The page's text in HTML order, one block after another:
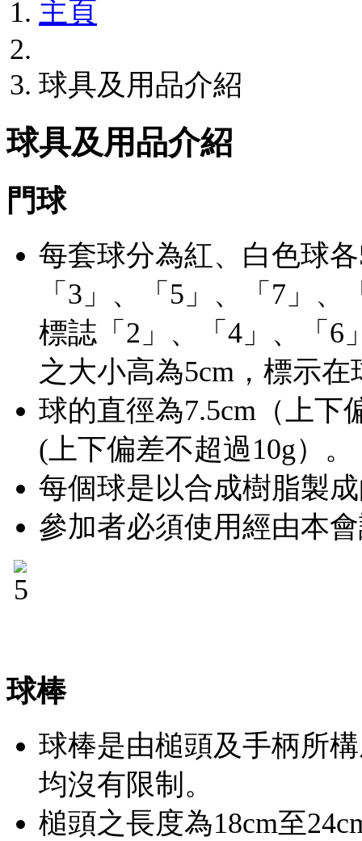
主頁
球具及用品介紹
球具及用品介紹
門球
每套球分為紅、白色球
「3」、「5」、「7」
標誌「2」、「4」、「6
之大小高為5cm，標示
球的直徑為7.5cm（上下
(上下偏差不超過10g）。
每個球是以合成樹脂製
參加者必須使用經由本
球棒
球棒是由槌頭及手柄所
均沒有限制。
槌頭之長度為18cm至